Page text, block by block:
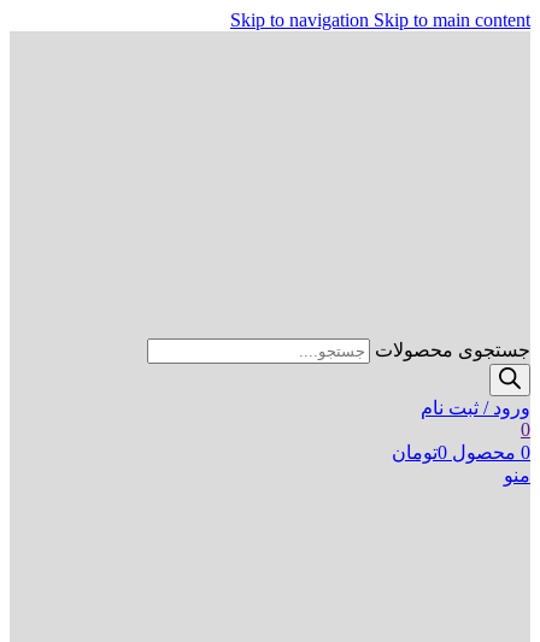
Skip to navigation Skip to main content
جستجوی محصولات
ورود / ثبت نام
0
0 محصول 0تومان
منو